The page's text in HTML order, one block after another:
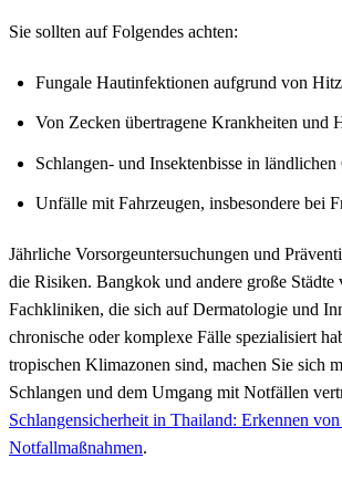
Sie sollten auf Folgendes achten:
Fungale Hautinfektionen aufgrund von
Von Zecken übertragene Krankheiten und
Schlangen- und Insektenbisse in ländlichen
Unfälle mit Fahrzeugen, insbesondere bei
Jährliche Vorsorgeuntersuchungen und
die Risiken. Bangkok und andere große Städte
Fachkliniken, die sich auf Dermatologie und
chronische oder komplexe Fälle spezialisiert
tropischen Klimazonen sind, machen Sie sich
Schlangen und dem Umgang mit Notfällen
Schlangensicherheit in Thailand: Erkennen
Notfallmaßnahmen.